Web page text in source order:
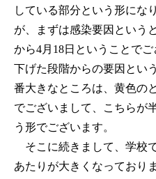
している部分という形にな
が、まずは感染要因という
から4月18日ということで
下げた段階からの要因とい
番大きなところは、黄色の
でございまして、こちらが
う形でございます。
そこに続きまして、学校
あたりが大きくなっており